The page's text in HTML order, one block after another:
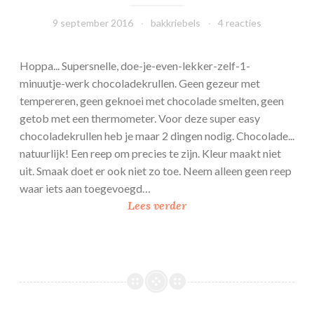
9 september 2016 bakkriebels 4 reacties
Hoppa... Supersnelle, doe-je-even-lekker-zelf-1-
minuutje-werk chocoladekrullen. Geen gezeur met
tempereren, geen geknoei met chocolade smelten, geen
getob met een thermometer. Voor deze super easy
chocoladekrullen heb je maar 2 dingen nodig. Chocolade...
natuurlijk! Een reep om precies te zijn. Kleur maakt niet
uit. Smaak doet er ook niet zo toe. Neem alleen geen reep
waar iets aan toegevoegd…
Lees verderC